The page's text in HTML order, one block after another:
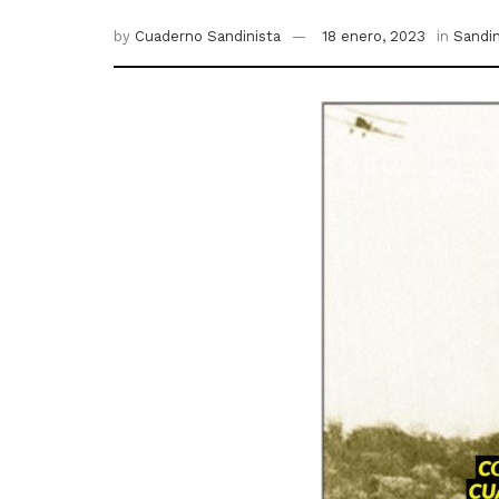
by Cuaderno Sandinista 18 enero, 2023 in